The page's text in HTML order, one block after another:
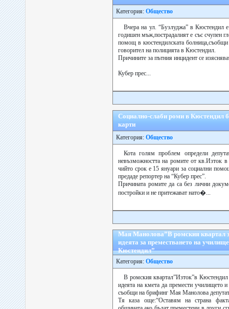
Категория: Общество
Вчера на ул. “Бузлуджа” в Кюстендил
годишен мъж,пострадалият е със счупен
помощ в кюстендилската болница,съобщи
говорител на полицията в Кюстендил.
Причините за пътния инцидент се
Кубер прес...
Социално-слаби роми в Кюстендил
карти
Категория: Общество
Кота голям проблем определи
невъзможността на ромите от кв.Изток
чийто срок е 15 януари за социални
предаде репортер на “Кубер прес”.
Причината ромите да са без лични
постройки и не притежават нато�...
Мая Манолова”В ромския квартал
идеята за преместването на
Кюстендил”
Категория: Общество
В ромския квартал”Изток”в Кюстендил
идеята на кмета да премести училището и
съобщи на брифинг Мая Манолова
Тя каза още:“Оставям на страна